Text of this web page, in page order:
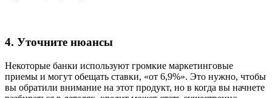
4. Уточните нюансы
Некоторые банки используют громкие маркетинговые
приемы и могут обещать ставки, «от 6,9%». Это нужно, чтобы
вы обратили внимание на этот продукт, но в когда вы начнете